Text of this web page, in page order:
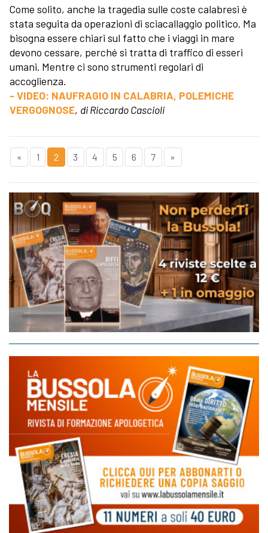
Come solito, anche la tragedia sulle coste calabresi è
stata seguita da operazioni di sciacallaggio politico. Ma
bisogna essere chiari sul fatto che i viaggi in mare
devono cessare, perché si tratta di traffico di esseri
umani. Mentre ci sono strumenti regolari di
accoglienza.
- VIDEO: NAUFRAGIO IN CALABRIA, POLEMICHE
VERGOGNOSE, di Riccardo Cascioli
« 1 2 3 4 5 6 7 »